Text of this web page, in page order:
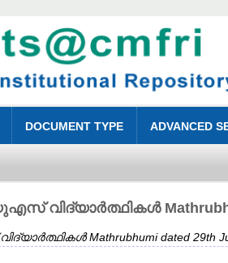
DOCUMENT TYPE ADVANCED
വിദ്യാർത്ഥികൾ
Mathrubhumi dated 29th